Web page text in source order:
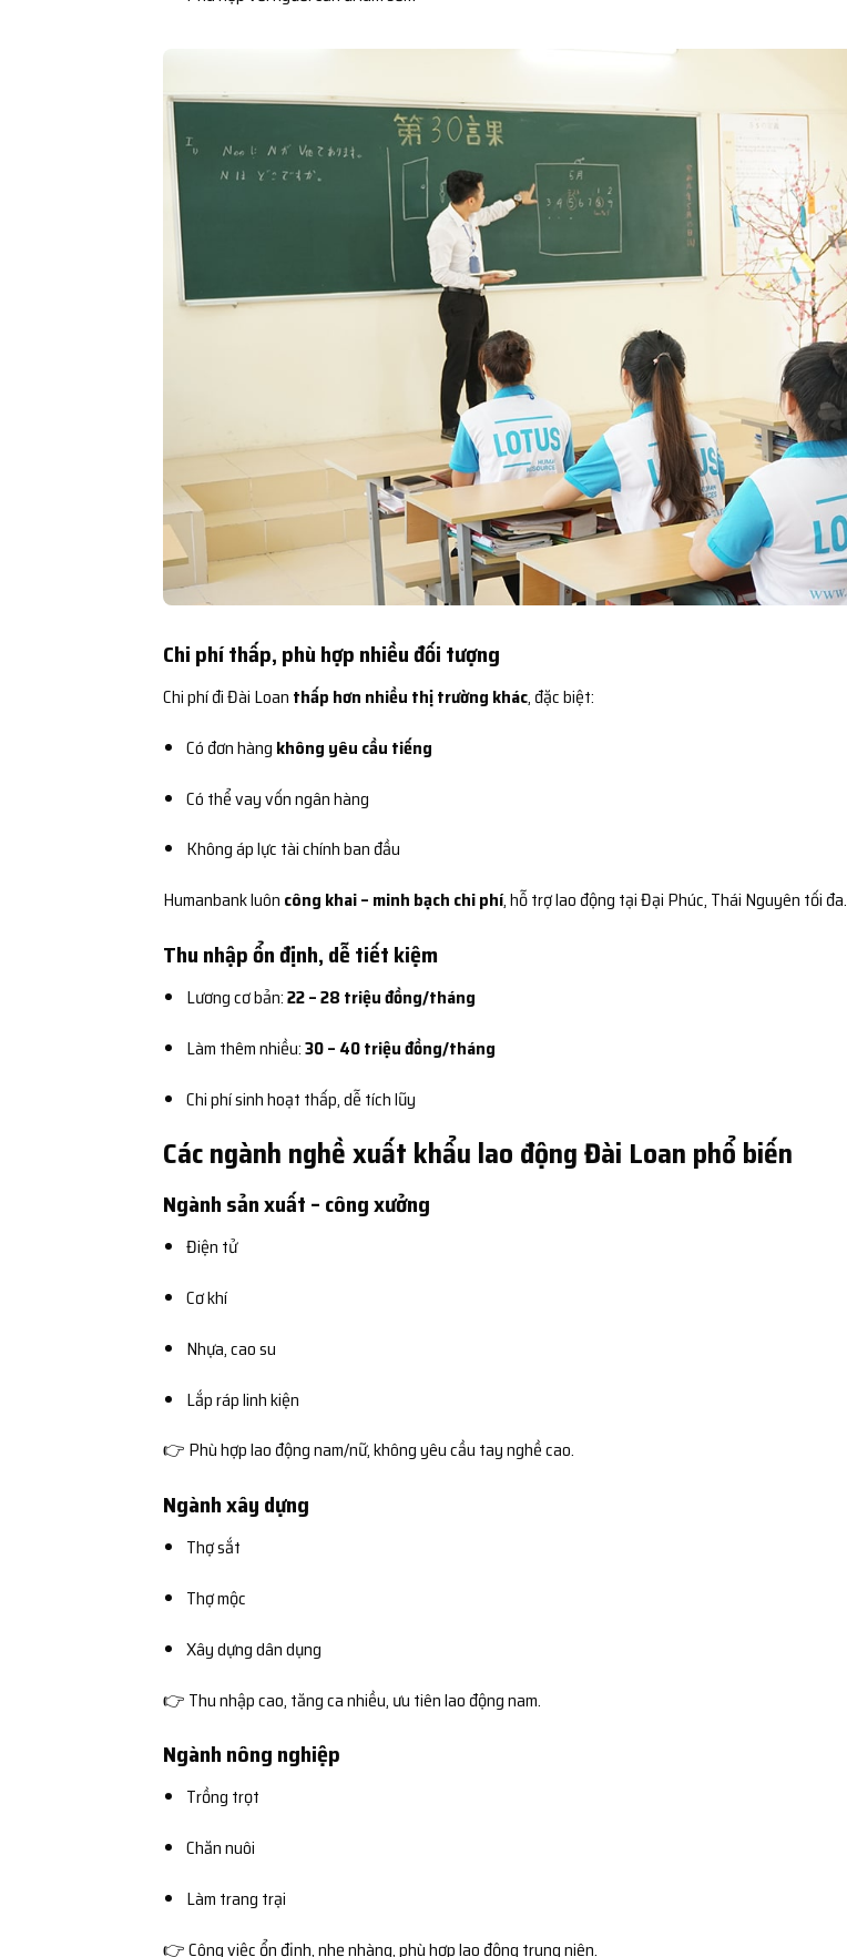
Chi phí thấp, phù hợp nhiều đối tượng
Chi phí đi Đài Loan thấp hơn nhiều thị trường khác, đặc biệt:
Có đơn hàng không yêu cầu tiếng
Có thể vay vốn ngân hàng
Không áp lực tài chính ban đầu
Humanbank luôn công khai – minh bạch chi phí, hỗ trợ lao động tại Đại Phúc, Thái Nguyên tối đa.
Thu nhập ổn định, dễ tiết kiệm
Lương cơ bản:22 – 28 triệu đồng/tháng
Làm thêm nhiều:30 – 40 triệu đồng/tháng
Chi phí sinh hoạt thấp, dễ tích lũy
Các ngành nghề xuất khẩu lao động Đài Loan phổ biến
Ngành sản xuất – công xưởng
Điện tử
Cơ khí
Nhựa, cao su
Lắp ráp linh kiện
👉 Phù hợp lao động nam/nữ, không yêu cầu tay nghề cao.
Ngành xây dựng
Thợ sắt
Thợ mộc
Xây dựng dân dụng
👉 Thu nhập cao, tăng ca nhiều, ưu tiên lao động nam.
Ngành nông nghiệp
Trồng trọt
Chăn nuôi
Làm trang trại
👉 Công việc ổn định, nhẹ nhàng, phù hợp lao động trung niên.